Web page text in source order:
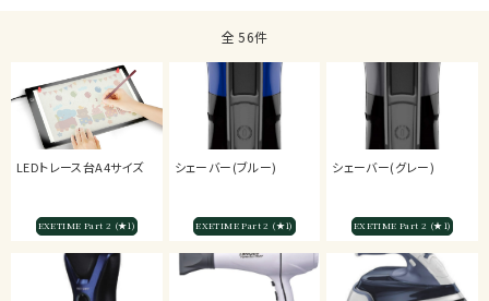
全 56件
LEDトレース台A4サイズ
EXETIME Part 2 (★1)
シェーバー(ブルー)
EXETIME Part 2 (★1)
シェーバー(グレー)
EXETIME Part 2 (★1)